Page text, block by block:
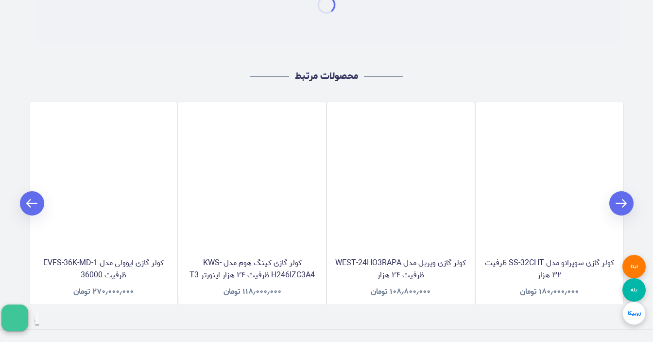
محصولات مرتبط
کولر گازی سوپرانو مدل SS-32CHT ظرفیت
۳۲ هزار
۱۸۰٫۰۰۰٫۰۰۰ تومان
کولر گازی ویربل مدل WEST-24HO3RAPA
ظرفیت ۲۴ هزار
۱۰۸٫۸۰۰٫۰۰۰ تومان
کولر گازی کینگ هوم مدل KWS-
H246IZC3A4 ظرفیت ۲۴ هزار اینورتر T3
۱۱۸٫۰۰۰٫۰۰۰ تومان
کولر گازی ایوولی مدل EVFS-36K-MD-1
ظرفیت 36000
۲۷۰٫۰۰۰٫۰۰۰ تومان
ایتا
بله
روبیکا